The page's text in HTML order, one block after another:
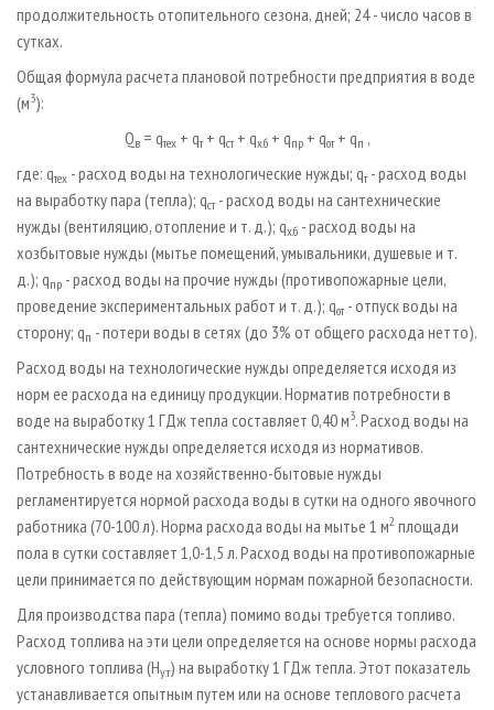
продолжительность отопительного сезона, дней; 24 - число часов в
сутках.
Общая формула расчета плановой потребности предприятия в воде
(м3):
Qв = qтех + qт + qст + qх.б + qпр + qот + qп ,
где: qтех - расход воды на технологические нужды; qт- расход воды
на выработку пара (тепла); qст- расход воды на сантехнические
нужды (вентиляцию, отопление и т. д.); qх.б - расход воды на
хозбытовые нужды (мытье помещений, умывальники, душевые и т.
д.); qпр - расход воды на прочие нужды (противопожарные цели,
проведение экспериментальных работ и т. д.); qот- отпуск воды на
сторону; qп - потери воды в сетях (до 3% от общего расхода нетто).
Расход воды на технологические нужды определяется исходя из
норм ее расхода на единицу продукции. Норматив потребности в
воде на выработку 1 ГДж тепла составляет 0,40 м3. Расход воды на
сантехнические нужды определяется исходя из нормативов.
Потребность в воде на хозяйственно-бытовые нужды
регламентируется нормой расхода воды в сутки на одного явочного
работника (70-100 л). Норма расхода воды на мытье 1 м2 площади
пола в сутки составляет 1,0-1,5 л. Расход воды на противопожарные
цели принимается по действующим нормам пожарной безопасности.
Для производства пара (тепла) помимо воды требуется топливо.
Расход топлива на эти цели определяется на основе нормы расхода
условного топлива (Hу.т) на выработку 1 ГДж тепла. Этот показатель
устанавливается опытным путем или на основе теплового расчета